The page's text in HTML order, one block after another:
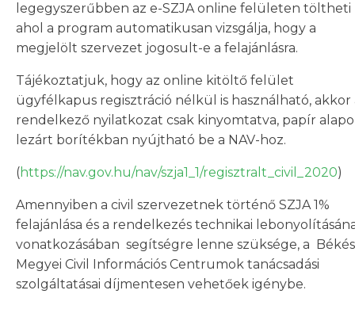
legegyszerűbben az e-SZJA online felületen töltheti
ahol a program automatikusan vizsgálja, hogy a
megjelölt szervezet jogosult-e a felajánlásra.
Tájékoztatjuk, hogy az online kitöltő felület
ügyfélkapus regisztráció nélkül is használható, akkor
rendelkező nyilatkozat csak kinyomtatva, papír
lezárt borítékban nyújtható be a NAV-hoz.
(https://nav.gov.hu/nav/szja1_1/regisztralt_civil_2020)
Amennyiben a civil szervezetnek történő SZJA 1%
felajánlása és a rendelkezés technikai
vonatkozásában segítségre lenne szüksége, a Békés
Megyei Civil Információs Centrumok tanácsadási
szolgáltatásai díjmentesen vehetőek igénybe.